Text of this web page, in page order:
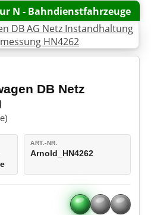
H0
Super Heroes™
Heroes™
N - Bahndienstfahrzeuge
DB Netz
ART.-NR.
Arnold_HN4262